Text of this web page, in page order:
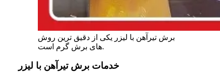
برش تیرآهن با لیزر یکی از دقیق ترین روش
های برش گرم است.
خدمات برش تیرآهن با لیزر